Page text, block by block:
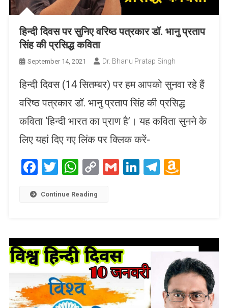
हिन्दी दिवस पर सुनिए वरिष्ठ पत्रकार डॉ. भानु प्रताप
सिंह की प्रसिद्ध कविता
September 14, 2021 Dr. Bhanu Pratap Singh
हिन्दी दिवस (14 सितम्बर) पर हम आपको सुनवा रहे हैं
वरिष्ठ पत्रकार डॉ. भानु प्रताप सिंह की प्रसिद्ध
कविता ‘हिन्दी भारत का प्राण है’। यह कविता सुनने के
लिए यहां दिए गए लिंक पर क्लिक करें-
Facebook
Twitter
WhatsApp
CopyGmailLinkedIn
Telegram
Continue Reading